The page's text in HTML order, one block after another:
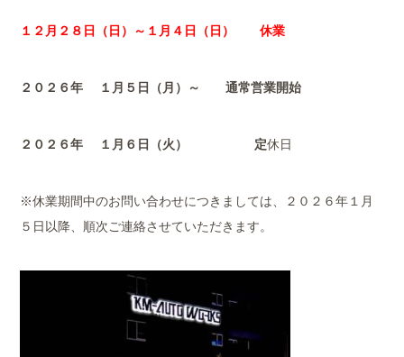
１２月２８日（日）～１月４日（日） 休業
２０２６年 １月５日（月）～ 通常営業開始
２０２６年 １月６日（火） 定休日
※休業期間中のお問い合わせにつきましては、２０２６年１月
５日以降、順次ご連絡させていただきます。